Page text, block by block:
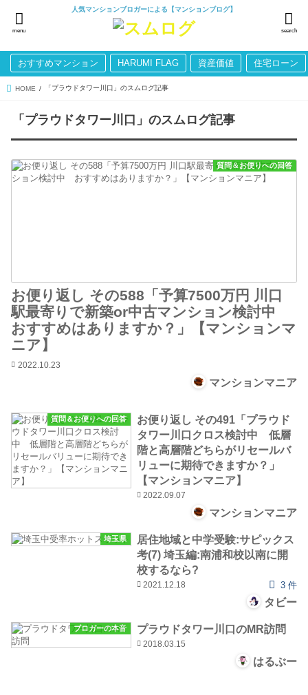
人気マンションブロガーによる【マンションブログ】
search
menu
おすすめマンション HARUMI FLAG 資産価値 住宅ローン
HOME 「プラウドタワー川口」のスムログ記事
「プラウドタワー川口」のスムログ記事
質問＆お便りへの回答
お便り返し その588「予算7500万円 川口
駅最寄りで新築or中古マンション検討中
おすすめはありますか？」【マンションマ
ニア】
2022.10.23
マンションマニア
質問＆お便りへの回答
お便り返し その491「プラウド
タワー川口クロス検討中 低層
階と高層階どちらがリセールバ
リューに期待できますか？」
【マンションマニア】
2022.09.07
マンションマニア
埼玉県
居住地域と中学受験:サピックス
考(7) 埼玉編:南浦和校以南に開
校するなら?
2021.12.18 3 件
タビー
ブロガーの本音 プラウドタワー川口のMR訪問
2018.03.15
はるぶー